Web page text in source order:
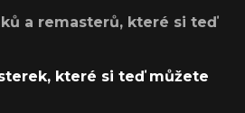
a remasterů, které si teď
které si teď můžete